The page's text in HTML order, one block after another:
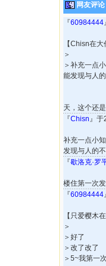
网友评论
『60984444
【Chisn在大
＞
＞补充一点
能发现与人的
天，这个还
『Chisn』于
补充一点小
发现与人的不
『歇洛克·罗
楼住第一次
『60984444
【只爱樱木
＞
＞好了
＞改了改了
＞5~我第一